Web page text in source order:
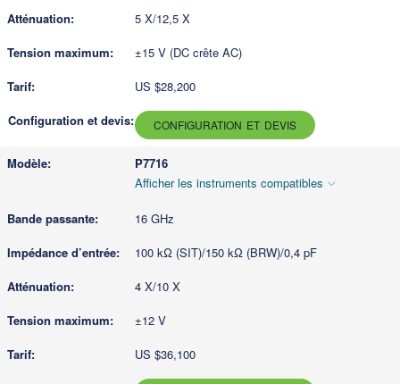
5 X/12,5 X
±15 V (DC crête AC)
US $28,200
CONFIGURATION ET DEVIS
P7716
Afficher les instruments compatibles
16 GHz
100 kΩ (SIT)/150 kΩ (BRW)/0,4 pF
4 X/10 X
±12 V
US $36,100